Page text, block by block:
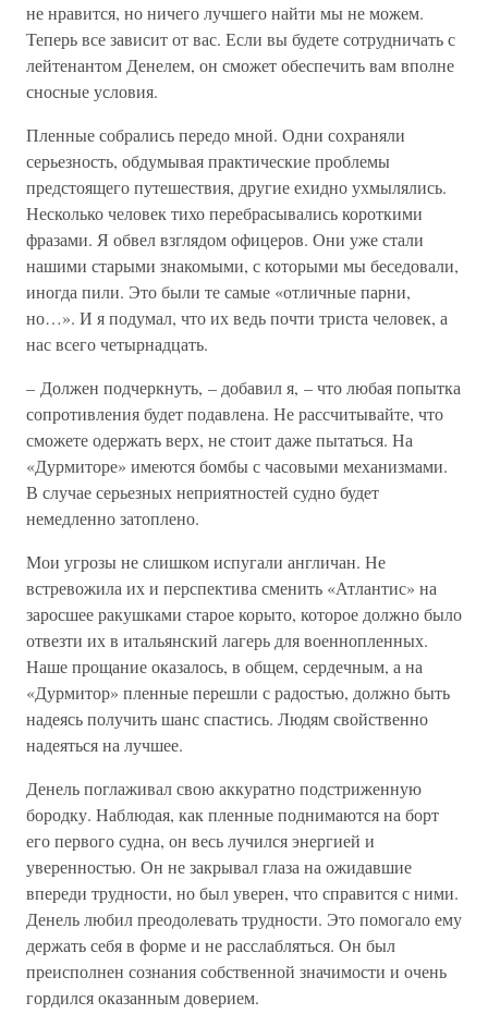
не нравится, но ничего лучшего найти мы не можем.
Теперь все зависит от вас. Если вы будете сотрудничать с
лейтенантом Денелем, он сможет обеспечить вам вполне
сносные условия.
Пленные собрались передо мной. Одни сохраняли
серьезность, обдумывая практические проблемы
предстоящего путешествия, другие ехидно ухмылялись.
Несколько человек тихо перебрасывались короткими
фразами. Я обвел взглядом офицеров. Они уже стали
нашими старыми знакомыми, с которыми мы беседовали,
иногда пили. Это были те самые «отличные парни,
но…». И я подумал, что их ведь почти триста человек, а
нас всего четырнадцать.
– Должен подчеркнуть, – добавил я, – что любая попытка
сопротивления будет подавлена. Не рассчитывайте, что
сможете одержать верх, не стоит даже пытаться. На
«Дурмиторе» имеются бомбы с часовыми механизмами.
В случае серьезных неприятностей судно будет
немедленно затоплено.
Мои угрозы не слишком испугали англичан. Не
встревожила их и перспектива сменить «Атлантис» на
заросшее ракушками старое корыто, которое должно было
отвезти их в итальянский лагерь для военнопленных.
Наше прощание оказалось, в общем, сердечным, а на
«Дурмитор» пленные перешли с радостью, должно быть
надеясь получить шанс спастись. Людям свойственно
надеяться на лучшее.
Денель поглаживал свою аккуратно подстриженную
бородку. Наблюдая, как пленные поднимаются на борт
его первого судна, он весь лучился энергией и
уверенностью. Он не закрывал глаза на ожидавшие
впереди трудности, но был уверен, что справится с ними.
Денель любил преодолевать трудности. Это помогало ему
держать себя в форме и не расслабляться. Он был
преисполнен сознания собственной значимости и очень
гордился оказанным доверием.